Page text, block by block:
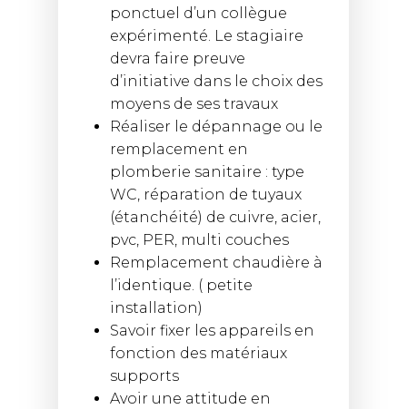
ponctuel d’un collègue
expérimenté. Le stagiaire
devra faire preuve
d’initiative dans le choix des
moyens de ses travaux
Réaliser le dépannage ou le
remplacement en
plomberie sanitaire : type
WC, réparation de tuyaux
(étanchéité) de cuivre, acier,
pvc, PER, multi couches
Remplacement chaudière à
l’identique. ( petite
installation)
Savoir fixer les appareils en
fonction des matériaux
supports
Avoir une attitude en